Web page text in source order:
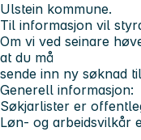
Ulstein kommune.
Til informasjon vil
Om vi ved seinare
at du må
sende inn ny søknad
Generell informasjon:
Søkjarlister er
Løn- og arbeidsvilkår